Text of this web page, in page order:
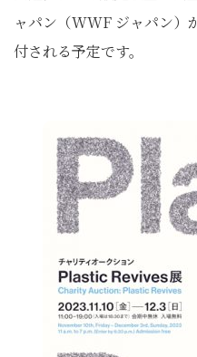
ャパン（WWF ジャパン）
付される予定です。